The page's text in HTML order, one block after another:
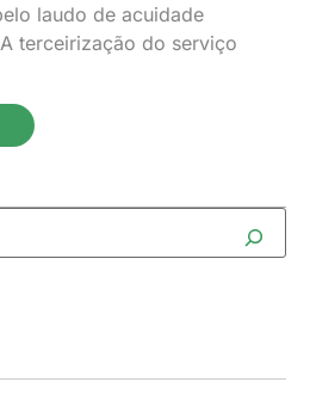
laudo de acuidade
terceirização do serviço